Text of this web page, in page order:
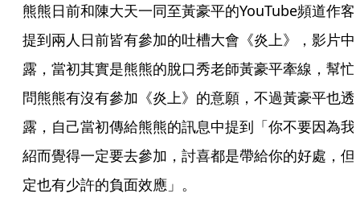
熊熊日前和陳大天一同至黃豪平的YouTube頻道作客
提到兩人日前皆有參加的吐槽大會《炎上》，影片中
露，當初其實是熊熊的脫口秀老師黃豪平牽線，幫忙
問熊熊有沒有參加《炎上》的意願，不過黃豪平也透
露，自己當初傳給熊熊的訊息中提到「你不要因為我
紹而覺得一定要去參加，討喜都是帶給你的好處，但
定也有少許的負面效應」。